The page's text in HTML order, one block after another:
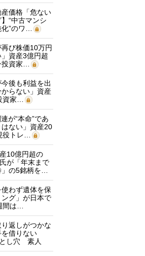
産価格「危ない
“中古マンシ
”のワ…
再び株価10万円
資産3億円超
資家…
今後も利益を出
らない」資産
資家…
が“本命”であ
ない」資産20
役トレ…
10億円超の
が「年末まで
の5銘柄を…
使わず遺体を保
グ」が日本で
は…
り返しがつかな
借りない
とし穴 素人